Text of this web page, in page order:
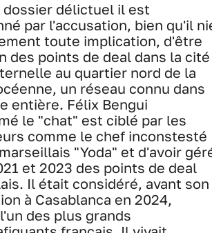
dossier délictuel il est
par l'accusation, bien qu'il
toute implication, d'être
des points de deal dans la cité
au quartier nord de la
un réseau connu dans
entière. Félix Bengui
le "chat" est ciblé par les
comme le chef inconstesté
"Yoda" et d'avoir
et 2023 des points de deal
Il était considéré, avant son
à Casablanca en 2024,
des plus grands